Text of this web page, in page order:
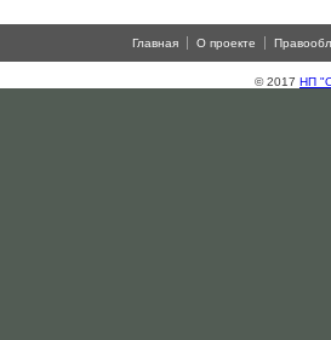
Главная О проекте
© 2017 НП